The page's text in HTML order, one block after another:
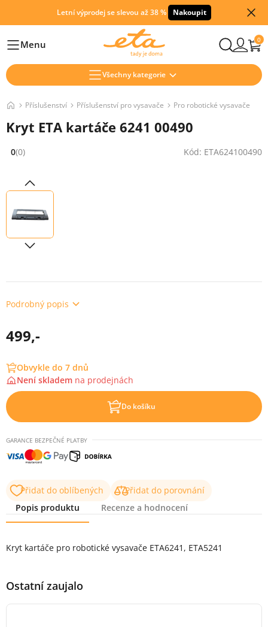
Letní výprodej se slevou až 38 % Nakoupit
HlavníMenu 0
Všechny kategorie
Příslušenství Příslušenství pro vysavače Pro robotické vysavače
Kryt ETA kartáče 6241 00490
Hodnocení: 0 z 5 (0 recenzí)
0(0) Kód: ETA624100490
Podrobný popis
499,-
Obvykle do 7 dnů
Není skladem na prodejnách
Do košíku
GARANCE BEZPEČNÉ PLATBY
Přidat do oblíbených
Přidat do porovnání
Popis produktu
Recenze a hodnocení
Kryt kartáče pro robotické vysavače ETA6241, ETA5241
Ostatní zaujalo